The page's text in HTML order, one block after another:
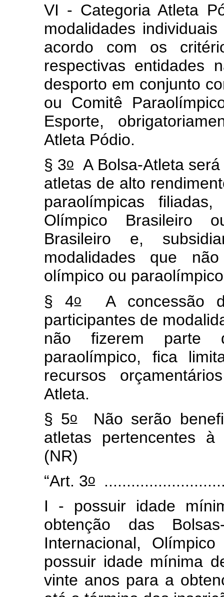
VI - Categoria Atleta
modalidades
acordo com os
respectivas entidades
desporto em conjunto
ou Comitê
Esporte,
Atleta Pódio.
§ 3oA Bolsa-Atleta será
atletas de alto
paraolímpicas
Olímpico Brasileiro
Brasileiro e,
modalidades que
olímpico ou
§ 4oA concessão
participantes de
não fizerem parte
paraolímpico, fica
recursos
Atleta.
§ 5oNão serão
atletas pertencentes
(NR)
“Art. 3o
I - possuir idade
obtenção das
Internacional,
possuir idade mínima
vinte anos para a